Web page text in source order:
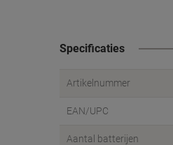
Specificaties
Artikelnummer
EAN/UPC
Aantal batterijen